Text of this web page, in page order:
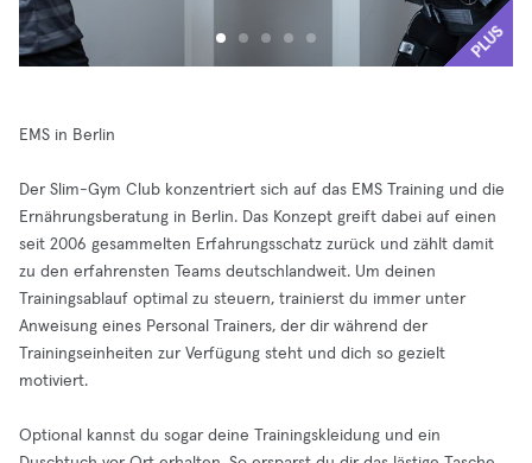
PLUS
EMS in Berlin
Der Slim-Gym Club konzentriert sich auf das EMS Training und die
Ernährungsberatung in Berlin. Das Konzept greift dabei auf einen
seit 2006 gesammelten Erfahrungsschatz zurück und zählt damit
zu den erfahrensten Teams deutschlandweit. Um deinen
Trainingsablauf optimal zu steuern, trainierst du immer unter
Anweisung eines Personal Trainers, der dir während der
Trainingseinheiten zur Verfügung steht und dich so gezielt
motiviert.
Optional kannst du sogar deine Trainingskleidung und ein